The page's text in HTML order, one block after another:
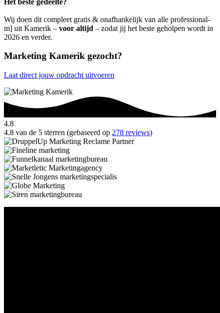
Wij doen dit compleet gratis & onafhankelijk van alle professional-
m] uit Kamerik – voor altijd – zodat jij het beste geholpen wordt in
2026 en verder.
Marketing Kamerik gezocht?
Laat direct jouw opdracht uitvoeren
4.8
4.8 van de 5 sterren (gebaseerd op 278 reviews)